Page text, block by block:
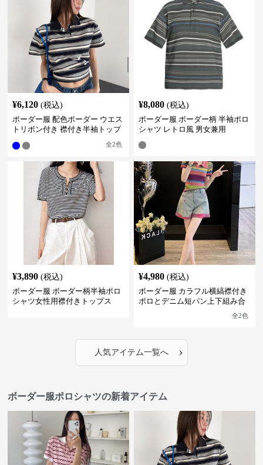
¥6,120 (税込)
ボーダー服 配色ボーダー ウエス
トリボン付き 襟付き半袖トップ
全2色
¥8,080 (税込)
ボーダー服 ボーダー柄 半袖ポロ
シャツ レトロ風 男女兼用
¥3,890 (税込)
ボーダー服 ボーダー柄半袖ポロ
シャツ女性用襟付きトップス
¥4,980 (税込)
ボーダー服 カラフル横縞襟付き
ポロとデニム短パン上下組み合
全2色
人気アイテム一覧へ ›
ボーダー服ポロシャツの新着アイテム